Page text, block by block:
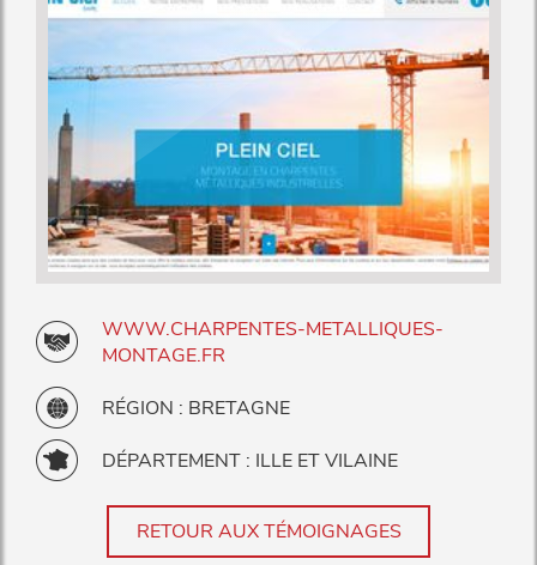
WWW.CHARPENTES-METALLIQUES-
MONTAGE.FR
RÉGION : BRETAGNE
DÉPARTEMENT : ILLE ET VILAINE
RETOUR AUX TÉMOIGNAGES